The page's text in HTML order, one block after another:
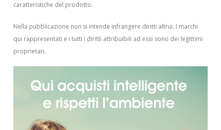
caratteristiche del prodotto.
Nella pubblicazione non si intende infrangere diritti altrui. I marchi
qui rappresentati e i tutti i diritti attribuibili ad essi sono dei legittimi
proprietari.